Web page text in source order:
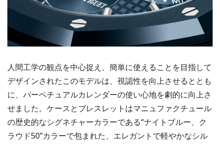
人間工学の観点を中心捉え、簡単に使えることを目指して
デザインされたこのモデルは、視認性を向上させるととも
に、パーペチュアルカレンダーの使い心地を劇的に向上さ
せました。ケースとブレスレットはマニュファクチュール
の歴史的なシグネチャーカラーである“ナイトブルー、ク
ラウド50”カラーで包まれた、エレガントで軽やかなシル